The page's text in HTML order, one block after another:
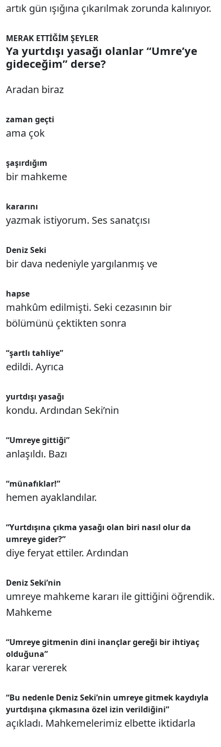
artık gün ışığına çıkarılmak zorunda kalınıyor.
MERAK ETTİĞİM ŞEYLER
Ya yurtdışı yasağı olanlar “Umre’ye
gideceğim” derse?
Aradan biraz
zaman geçti
ama çok
şaşırdığım
bir mahkeme
kararını
yazmak istiyorum. Ses sanatçısı
Deniz Seki
bir dava nedeniyle yargılanmış ve
hapse
mahkûm edilmişti. Seki cezasının bir
bölümünü çektikten sonra
“şartlı tahliye”
edildi. Ayrıca
yurtdışı yasağı
kondu. Ardından Seki’nin
“Umreye gittiği”
anlaşıldı. Bazı
“münafıklar!”
hemen ayaklandılar.
“Yurtdışına çıkma yasağı olan biri nasıl olur da
umreye gider?”
diye feryat ettiler. Ardından
Deniz Seki’nin
umreye mahkeme kararı ile gittiğini öğrendik.
Mahkeme
“Umreye gitmenin dini inançlar gereği bir ihtiyaç
olduğuna”
karar vererek
“Bu nedenle Deniz Seki’nin umreye gitmek kaydıyla
yurtdışına çıkmasına özel izin verildiğini”
açıkladı. Mahkemelerimiz elbette iktidarla